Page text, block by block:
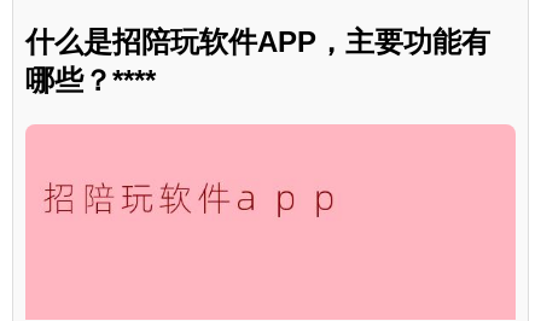
什么是招陪玩软件APP，主要功能有
哪些？****